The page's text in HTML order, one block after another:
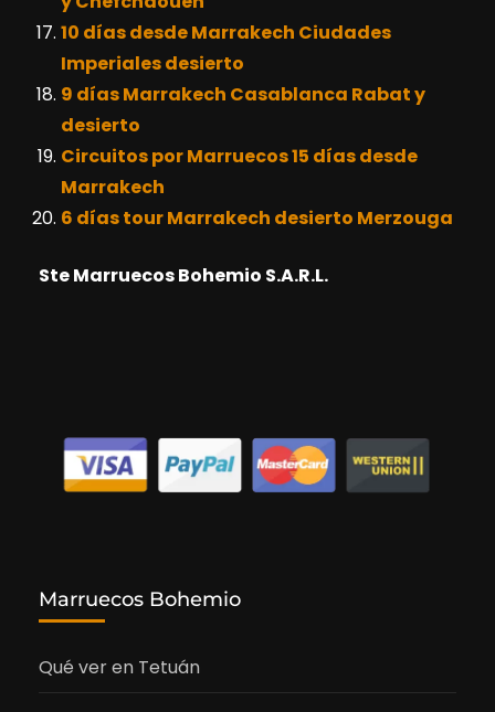
10 días desde Marrakech Ciudades
Imperiales desierto
9 días Marrakech Casablanca Rabat y
desierto
Circuitos por Marruecos 15 días desde
Marrakech
6 días tour Marrakech desierto Merzouga
Ste Marruecos Bohemio S.A.R.L.
Marruecos Bohemio
Qué ver en Tetuán